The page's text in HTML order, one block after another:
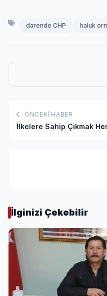
darende CHP haluk
ÖNCEKI HABER
İlkelere Sahip Çıkmak
İlginizi Çekebilir